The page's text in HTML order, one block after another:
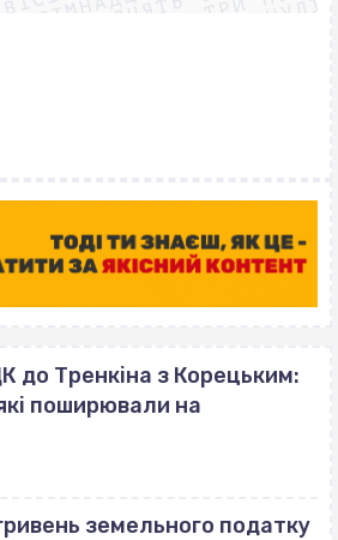
ВІСІМНАДЦЯТЬ ТРИ НУЛІ
ВІСІМНАДЦЯТЬ ТРИ НУЛІ
до Тренкіна з Корецьким:
поширювали на
земельного податку